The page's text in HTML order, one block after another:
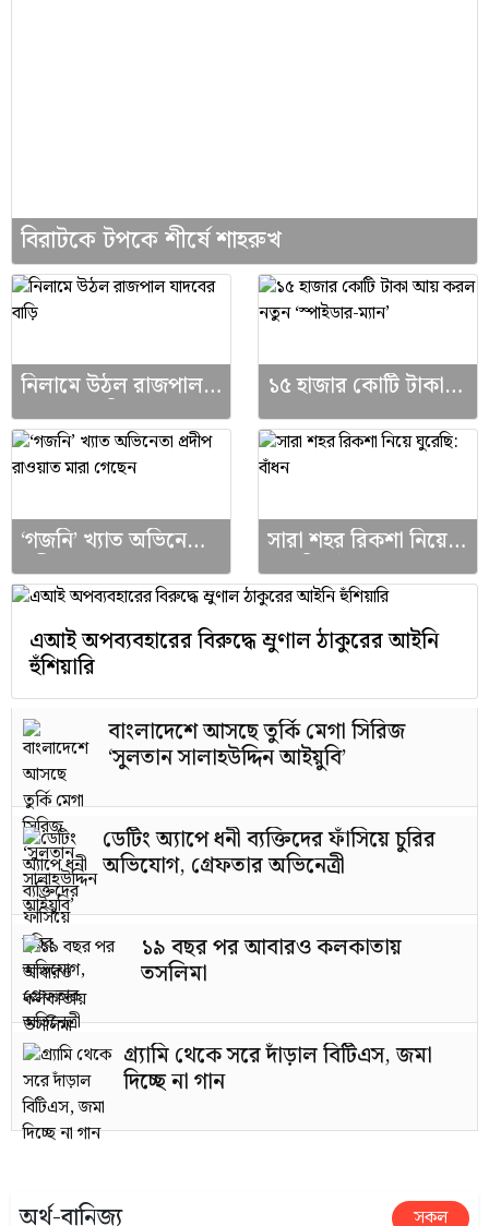
বিরাটকে টপকে শীর্ষে শাহরুখ
নিলামে উঠল রাজপাল
যাদবের বাড়ি
১৫ হাজার কোটি টাকা
আয় করল নতুন
‘স্পাইডার-ম্যান’
‘গজনি’ খ্যাত অভিনেতা
প্রদীপ রাওয়াত মারা
গেছেন
সারা শহর রিকশা নিয়ে
ঘুরেছি: বাঁধন
এআই অপব্যবহারের বিরুদ্ধে ম্রুণাল ঠাকুরের আইনি
হুঁশিয়ারি
বাংলাদেশে আসছে তুর্কি মেগা সিরিজ
‘সুলতান সালাহউদ্দিন আইয়ুবি’
ডেটিং অ্যাপে ধনী ব্যক্তিদের ফাঁসিয়ে চুরির
অভিযোগ, গ্রেফতার অভিনেত্রী
১৯ বছর পর আবারও কলকাতায়
তসলিমা
গ্র্যামি থেকে সরে দাঁড়াল বিটিএস, জমা
দিচ্ছে না গান
অর্থ-বানিজ্য সকল